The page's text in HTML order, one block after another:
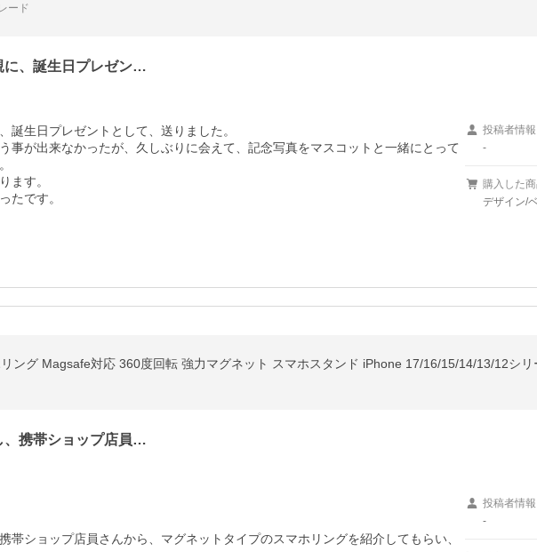
ード
に、誕生日プレゼン…
誕生日プレゼントとして、送りました。
事が出来なかったが、久しぶりに会えて、記念写真をマスコットと一緒にとって
ます。
たです。
投稿者情報
-
購入した
デザイン/
、携帯ショップ店員…
帯ショップ店員さんから、マグネットタイプのスマホリングを紹介してもらい、
投稿者情報
-